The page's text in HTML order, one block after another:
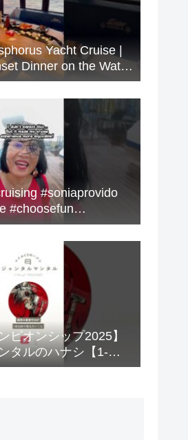
Yacht Cruise |
Dinner on the Water
#soniaprovido
#choosefun
#fun
ピオンシップ2025】
タルのハナシ【1-
馬